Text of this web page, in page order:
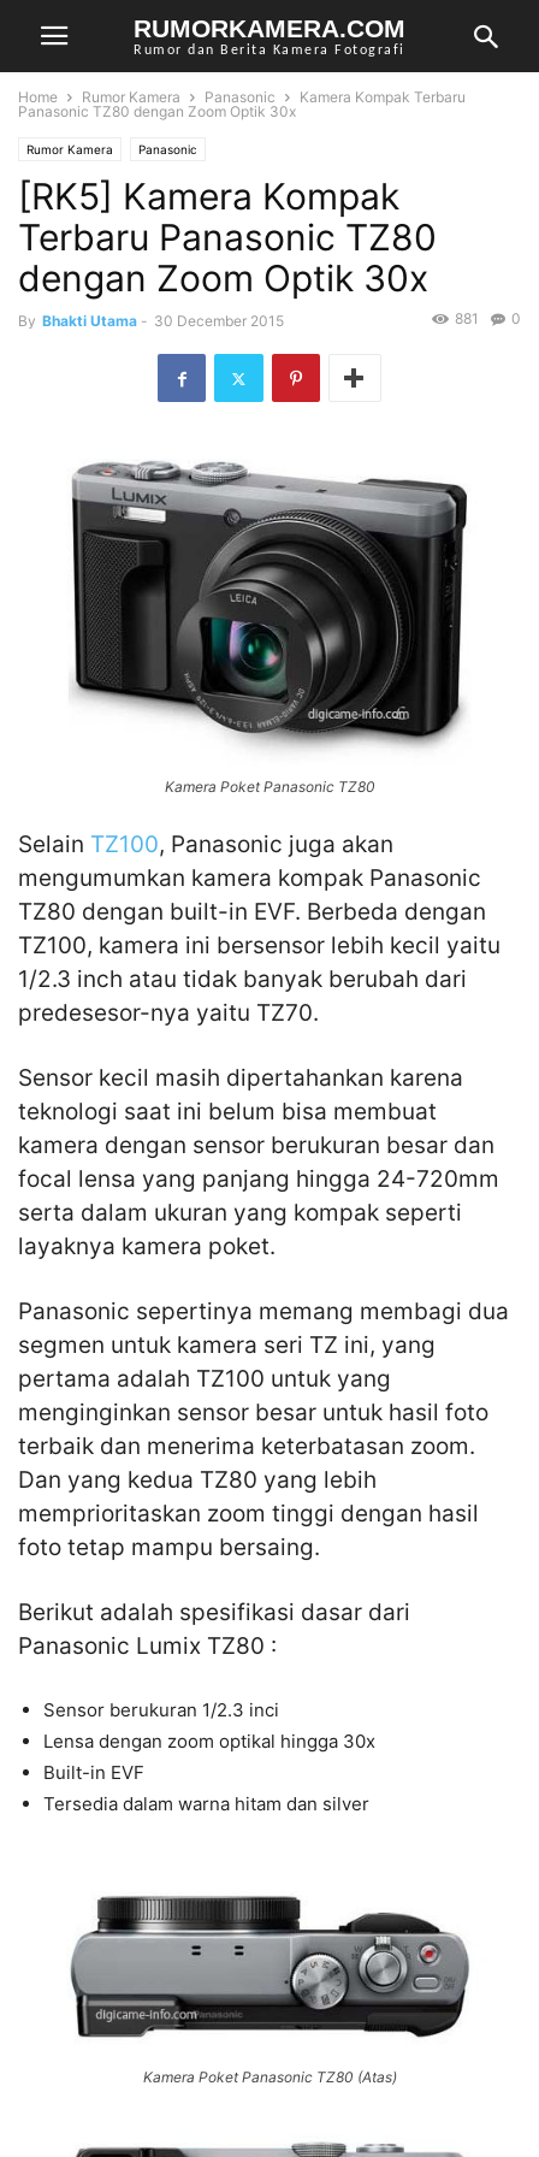
RUMORKAMERA.COM
Rumor dan Berita Kamera Fotografi
Home Rumor Kamera Panasonic
Kamera Kompak Terbaru
Panasonic TZ80 dengan Zoom Optik 30x
Rumor Kamera Panasonic
[RK5] Kamera Kompak
Terbaru Panasonic TZ80
dengan Zoom Optik 30x
By Bhakti Utama - 30 December 2015 0
881
Kamera Poket Panasonic TZ80
Selain TZ100, Panasonic juga akan
mengumumkan kamera kompak Panasonic
TZ80 dengan built-in EVF. Berbeda dengan
TZ100, kamera ini bersensor lebih kecil yaitu
1/2.3 inch atau tidak banyak berubah dari
predesesor-nya yaitu TZ70.
Sensor kecil masih dipertahankan karena
teknologi saat ini belum bisa membuat
kamera dengan sensor berukuran besar dan
focal lensa yang panjang hingga 24-720mm
serta dalam ukuran yang kompak seperti
layaknya kamera poket.
Panasonic sepertinya memang membagi dua
segmen untuk kamera seri TZ ini, yang
pertama adalah TZ100 untuk yang
menginginkan sensor besar untuk hasil foto
terbaik dan menerima keterbatasan zoom.
Dan yang kedua TZ80 yang lebih
memprioritaskan zoom tinggi dengan hasil
foto tetap mampu bersaing.
Berikut adalah spesifikasi dasar dari
Panasonic Lumix TZ80 :
Sensor berukuran 1/2.3 inci
Lensa dengan zoom optikal hingga 30x
Built-in EVF
Tersedia dalam warna hitam dan silver
Kamera Poket Panasonic TZ80 (Atas)